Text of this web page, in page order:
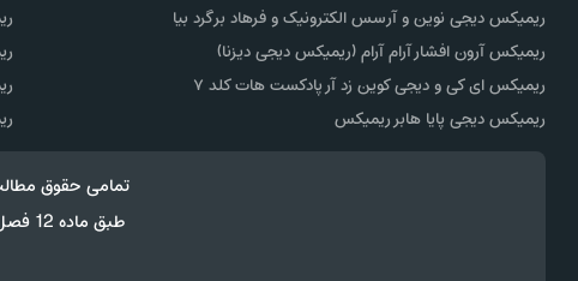
ریمیکس دیجی نوین و آرسس الکترونیک و فرهاد برگرد بیا
ریمیکس آرون افشار آرام آرام (ریمیکس دیجی دیزنا)
ریمیکس ای کی و دیجی کوین زد آر پادکست هات کلد ۷
ریمیکس دیجی پایا هابر ریمیکس
تمامی حقوق
طبق ماده 12 فصل سوم قانون جرائم رایانه ای کپی برداری از قالب و محتوا پیگرد قانونی خواهد داشت.